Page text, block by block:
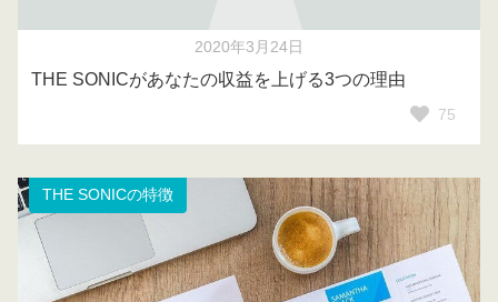
2020年3月24日
THE SONICがあなたの収益を上げる3つの理由
75
THE SONICの特徴